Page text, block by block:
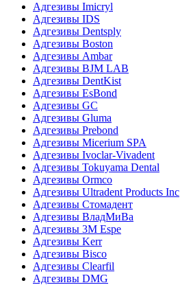
Адгезивы Imicryl
Адгезивы IDS
Адгезивы Dentsply
Адгезивы Boston
Адгезивы Ambar
Адгезивы BJM LAB
Адгезивы DentKist
Адгезивы EsBond
Адгезивы GC
Адгезивы Gluma
Адгезивы Prebond
Адгезивы Micerium SPA
Адгезивы Ivoclar-Vivadent
Адгезивы Tokuyama Dental
Адгезивы Ormco
Адгезивы Ultradent Products Inc
Адгезивы Стомадент
Адгезивы ВладМиВа
Адгезивы 3M Espe
Адгезивы Kerr
Адгезивы Bisco
Адгезивы Clearfil
Адгезивы DMG